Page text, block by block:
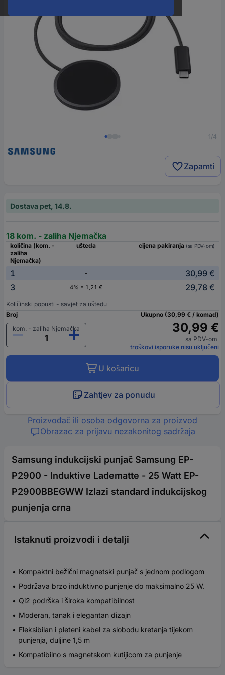
1/4
Zapamti
Dostava pet, 14.8.
18 kom. - zaliha Njemačka
količina (kom. -
zaliha
Njemačka)
ušteda cijena pakiranja (sa PDV-om)
1 -
30,99 €
3
4% = 1,21 € 29,78 €
Količinski popusti - savjet za uštedu
Broj
kom. - zaliha Njemačka
Ukupno (30,99 € / komad)
30,99 €
sa PDV-om
troškovi isporuke nisu uključeni
U košaricu
Zahtjev za ponudu
Proizvođač ili osoba odgovorna za proizvod
Obrazac za prijavu nezakonitog sadržaja
Samsung indukcijski punjač Samsung EP-
P2900 - Induktive Ladematte - 25 Watt EP-
P2900BBEGWW Izlazi standard indukcijskog
punjenja crna
Istaknuti proizvodi i detalji
Kompaktni bežični magnetski punjač s jednom podlogom
Podržava brzo induktivno punjenje do maksimalno 25 W.
Qi2 podrška i široka kompatibilnost
Moderan, tanak i elegantan dizajn
Fleksibilan i pleteni kabel za slobodu kretanja tijekom
punjenja, duljine 1,5 m
Kompatibilno s magnetskom kutijicom za punjenje